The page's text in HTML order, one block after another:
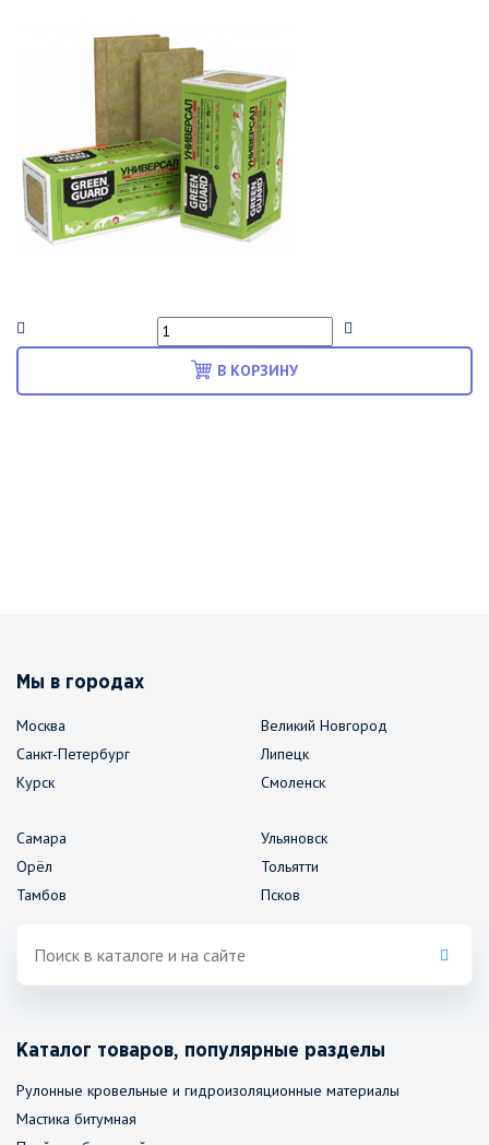
В КОРЗИНУ
Мы в городах
Москва
Санкт-Петербург
Курск
Великий Новгород
Липецк
Смоленск
Самара
Орёл
Тамбов
Ульяновск
Тольятти
Псков
Каталог товаров, популярные разделы
Рулонные кровельные и гидроизоляционные материалы
Мастика битумная